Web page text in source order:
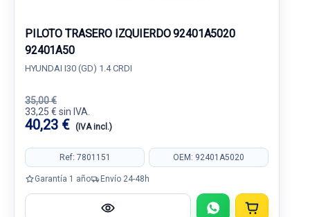
PILOTO TRASERO IZQUIERDO 92401A5020
92401A50
HYUNDAI I30 (GD) 1.4 CRDI
35,00 €
33,25 € sin IVA.
40,23 € (IVA incl.)
Ref: 7801151 OEM: 92401A5020
Garantía 1 año Envío 24-48h